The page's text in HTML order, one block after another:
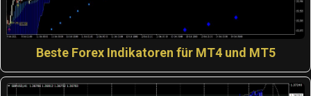
Beste Forex Indikatoren für MT4 und MT5